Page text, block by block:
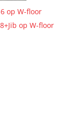
op W-floor
op W-floor